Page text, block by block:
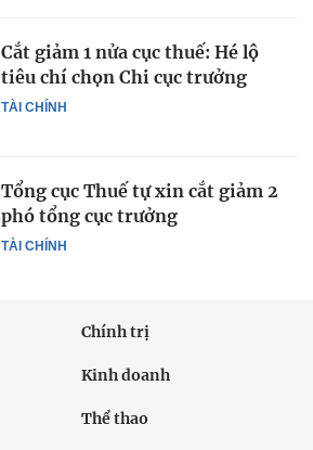
TÀI CHÍNH
Cắt giảm 1 nửa cục thuế: Hé lộ
tiêu chí chọn Chi cục trưởng
TÀI CHÍNH
Tổng cục Thuế tự xin cắt giảm 2
phó tổng cục trưởng
Chính trị
Kinh doanh
Thể thao